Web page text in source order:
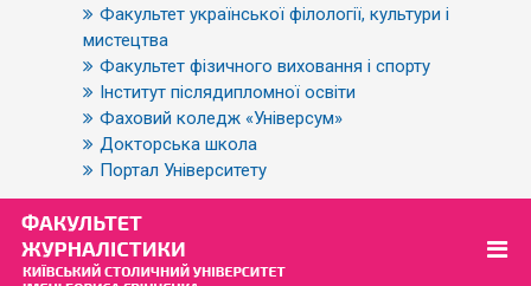
Факультет української філології, культури і
мистецтва
Факультет фізичного виховання і спорту
Інститут післядипломної освіти
Фаховий коледж «Універсум»
Докторська школа
Портал Університету